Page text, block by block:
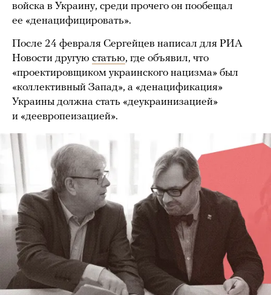
войска в Украину, среди прочего он пообещал
ее «денацифицировать».
После 24 февраля Сергейцев написал для РИА
Новости другую статью, где объявил, что
«проектировщиком украинского нацизма» был
«коллективный Запад», а «денацификация»
Украины должна стать «деукраинизацией»
и «деевропеизацией».